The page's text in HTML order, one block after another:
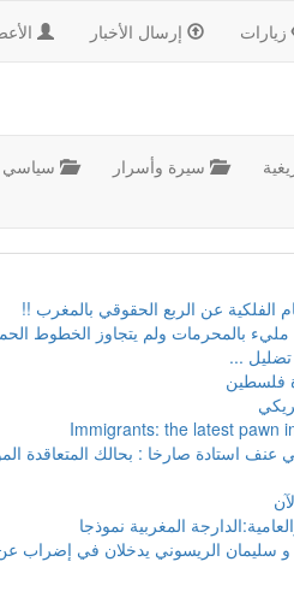
إرسال الأخبار زيارات
سياسي سيرة وأسرار
الفلكية عن الربع الحقوقي بالمغرب !!
مليء بالمحرمات ولم يتجاوز الخطوط
تضليل ...
فلسطين
Immigrants: the latest pawn
عنف استادة صارخا : بحالك المتعاقدة
المغربية نموذجا
و سليمان الريسوني يدخلان في إضراب